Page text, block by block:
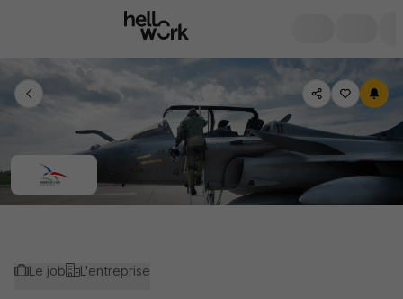
Le job L'entreprise